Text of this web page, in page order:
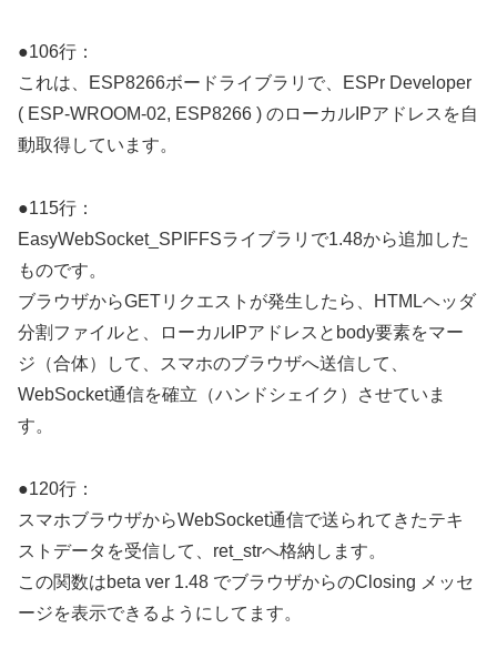
●106行：
これは、ESP8266ボードライブラリで、ESPr Developer
( ESP-WROOM-02, ESP8266 ) のローカルIPアドレスを自
動取得しています。
●115行：
EasyWebSocket_SPIFFSライブラリで1.48から追加した
ものです。
ブラウザからGETリクエストが発生したら、HTMLヘッダ
分割ファイルと、ローカルIPアドレスとbody要素をマー
ジ（合体）して、スマホのブラウザへ送信して、
WebSocket通信を確立（ハンドシェイク）させていま
す。
●120行：
スマホブラウザからWebSocket通信で送られてきたテキ
ストデータを受信して、ret_strへ格納します。
この関数はbeta ver 1.48 でブラウザからのClosing メッセ
ージを表示できるようにしてます。